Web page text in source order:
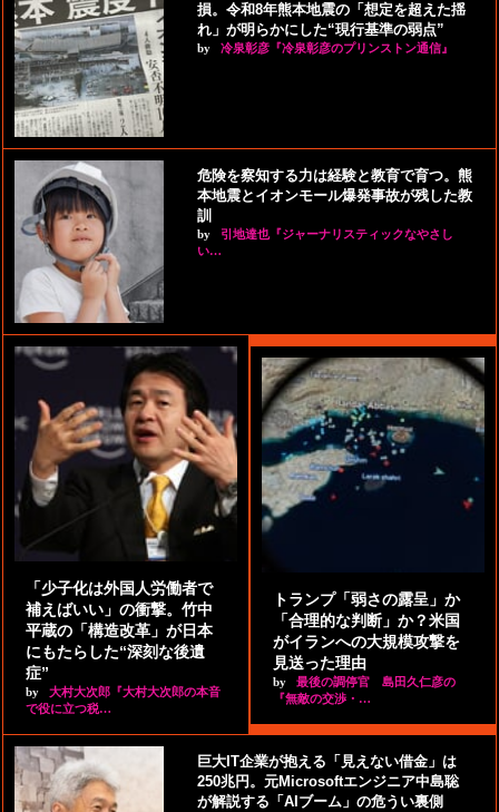
損。令和8年熊本地震の「想定を超えた揺
れ」が明らかにした“現行基準の弱点”
by 冷泉彰彦『冷泉彰彦のプリンストン通信』
危険を察知する力は経験と教育で育つ。熊
本地震とイオンモール爆発事故が残した教
訓
by
引地達也『ジャーナリスティックなやさし
い…
「少子化は外国人労働者で
補えばいい」の衝撃。竹中
平蔵の「構造改革」が日本
にもたらした“深刻な後遺
症”
by
大村大次郎『大村大次郎の本音
で役に立つ税…
トランプ「弱さの露呈」か
「合理的な判断」か？米国
がイランへの大規模攻撃を
見送った理由
by
最後の調停官 島田久仁彦の
『無敵の交渉・…
巨大IT企業が抱える「見えない借金」は
250兆円。元Microsoftエンジニア中島聡
が解説する「AIブーム」の危うい裏側